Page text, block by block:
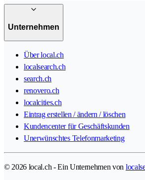
Unternehmen
Über local.ch
localsearch.ch
search.ch
renovero.ch
localcities.ch
Eintrag erstellen / ändern / löschen
Kundencenter für Geschäftskunden
Unerwünschtes Telefonmarketing
© 2026 local.ch - Ein Unternehmen von